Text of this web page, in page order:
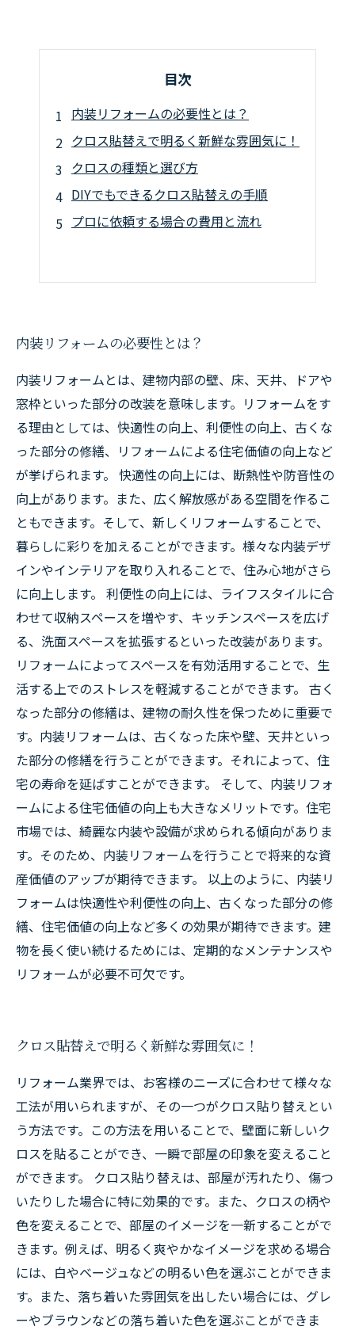
目次
内装リフォームの必要性とは？
クロス貼替えで明るく新鮮な雰囲気に！
クロスの種類と選び方
DIYでもできるクロス貼替えの手順
プロに依頼する場合の費用と流れ
内装リフォームの必要性とは？
内装リフォームとは、建物内部の壁、床、天井、ドアや
窓枠といった部分の改装を意味します。リフォームをす
る理由としては、快適性の向上、利便性の向上、古くな
った部分の修繕、リフォームによる住宅価値の向上など
が挙げられます。 快適性の向上には、断熱性や防音性の
向上があります。また、広く解放感がある空間を作るこ
ともできます。そして、新しくリフォームすることで、
暮らしに彩りを加えることができます。様々な内装デザ
インやインテリアを取り入れることで、住み心地がさら
に向上します。 利便性の向上には、ライフスタイルに合
わせて収納スペースを増やす、キッチンスペースを広げ
る、洗面スペースを拡張するといった改装があります。
リフォームによってスペースを有効活用することで、生
活する上でのストレスを軽減することができます。 古く
なった部分の修繕は、建物の耐久性を保つために重要で
す。内装リフォームは、古くなった床や壁、天井といっ
た部分の修繕を行うことができます。それによって、住
宅の寿命を延ばすことができます。 そして、内装リフォ
ームによる住宅価値の向上も大きなメリットです。住宅
市場では、綺麗な内装や設備が求められる傾向がありま
す。そのため、内装リフォームを行うことで将来的な資
産価値のアップが期待できます。 以上のように、内装リ
フォームは快適性や利便性の向上、古くなった部分の修
繕、住宅価値の向上など多くの効果が期待できます。建
物を長く使い続けるためには、定期的なメンテナンスや
リフォームが必要不可欠です。
クロス貼替えで明るく新鮮な雰囲気に！
リフォーム業界では、お客様のニーズに合わせて様々な
工法が用いられますが、その一つがクロス貼り替えとい
う方法です。この方法を用いることで、壁面に新しいク
ロスを貼ることができ、一瞬で部屋の印象を変えること
ができます。 クロス貼り替えは、部屋が汚れたり、傷つ
いたりした場合に特に効果的です。また、クロスの柄や
色を変えることで、部屋のイメージを一新することがで
きます。例えば、明るく爽やかなイメージを求める場合
には、白やベージュなどの明るい色を選ぶことができま
す。また、落ち着いた雰囲気を出したい場合には、グレ
ーやブラウンなどの落ち着いた色を選ぶことができま